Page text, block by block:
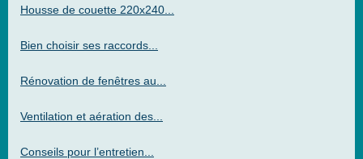
Housse de couette 220x240...
Bien choisir ses raccords...
Rénovation de fenêtres au...
Ventilation et aération des...
Conseils pour l’entretien...